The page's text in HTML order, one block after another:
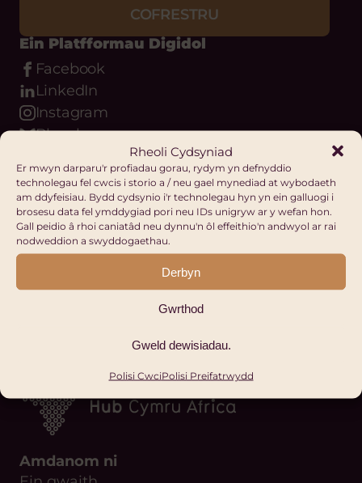
Rheoli Cydsyniad
Er mwyn darparu'r profiadau gorau, rydym yn defnyddio
technolegau fel cwcis i storio a / neu gael mynediad at wybodaeth
am ddyfeisiau. Bydd cydsynio i'r technolegau hyn yn ein galluogi i
brosesu data fel ymddygiad pori neu IDs unigryw ar y wefan hon.
Gall peidio â rhoi caniatâd neu dynnu'n ôl effeithio'n andwyol ar rai
nodweddion a swyddogaethau.
Derbyn
Gwrthod
Gweld dewisiadau.
Polisi CwciPolisi Preifatrwydd
COFRESTRU
Ein Platfformau Digidol
Facebook
LinkedIn
Instagram
Bluesky
Youtube
Podlediad
WhatsApp
Flickr
Ffôn
Amdanom ni